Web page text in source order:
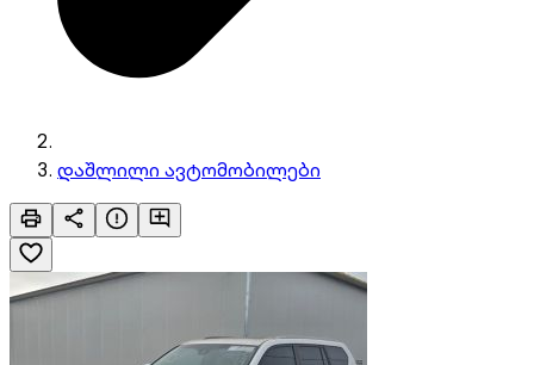
დაშლილი ავტომობილები